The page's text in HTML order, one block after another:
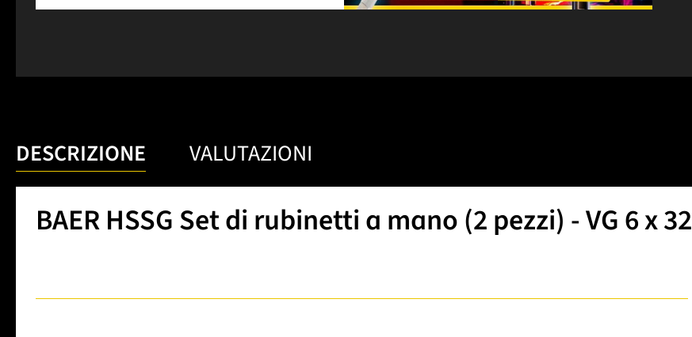
DESCRIZIONE VALUTAZIONI
BAER HSSG Set di rubinetti a mano (2 pezzi) - VG 6 x 32